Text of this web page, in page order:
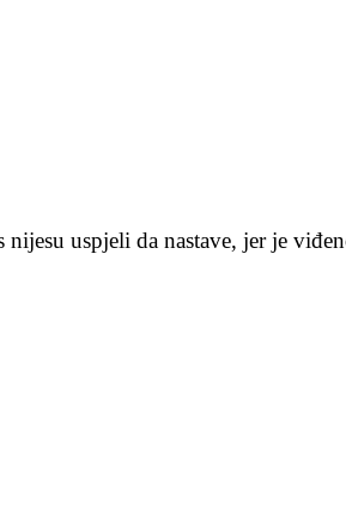
nijesu uspjeli da nastave, jer je